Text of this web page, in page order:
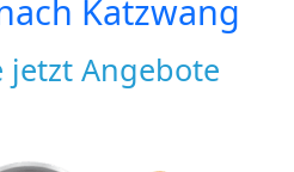
Katzwang
jetzt Angebote